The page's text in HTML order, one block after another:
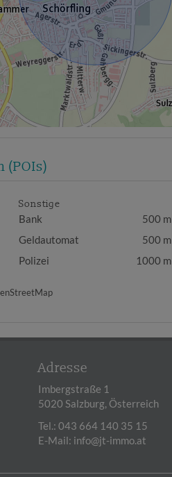
(POIs)
Sonstige
Bank
500 m
Geldautomat
500 m
Polizei
1000 m
Adresse
Imbergstraße 1
5020 Salzburg, Österreich
Tel.: 043 664 140 35 15
E-Mail: info@jt-immo.at